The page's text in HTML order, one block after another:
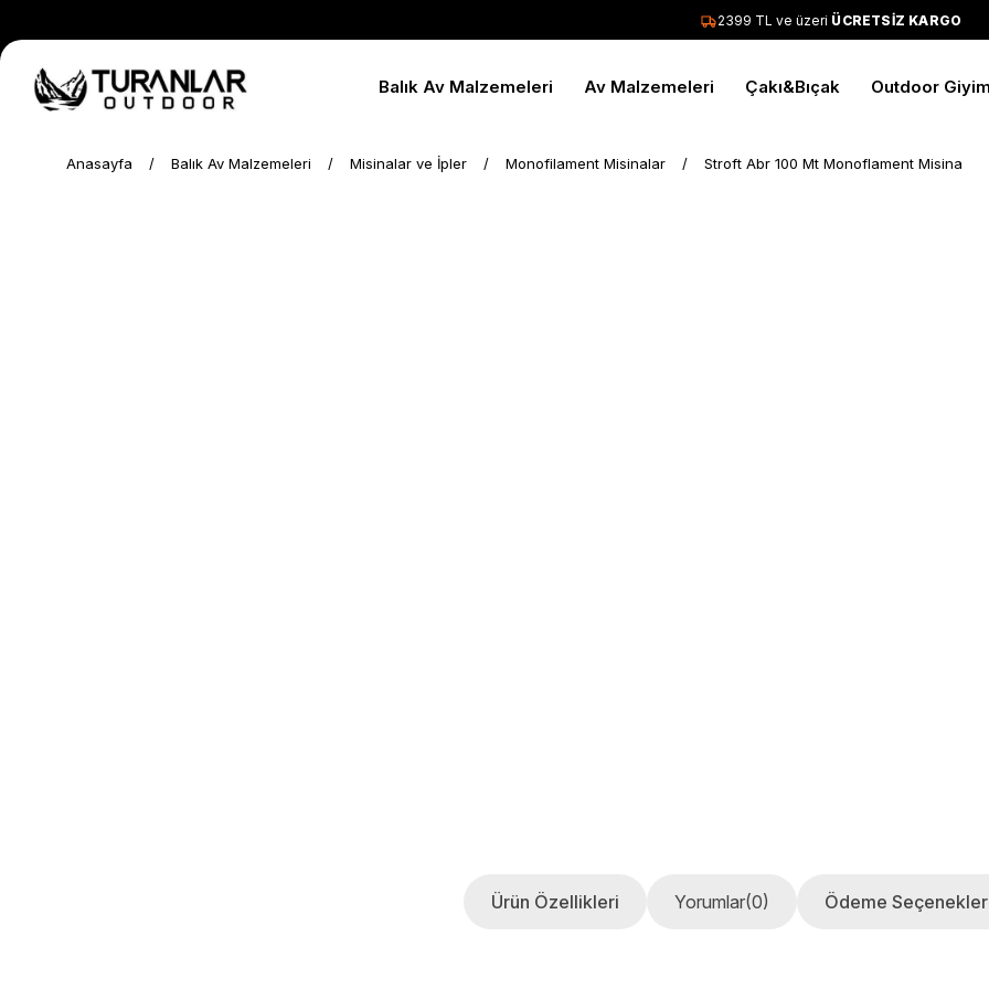
2399 TL ve üzeriÜCRETSİZ KARGO
Balık Av Malzemeleri Av Malzemeleri Çakı&Bıçak Outdoor
Anasayfa Balık Av Malzemeleri Misinalar ve İpler Monofilament Misinalar Stroft Abr 100 Mt Monoflament Misina
Ürün Özellikleri Yorumlar(0) Ödeme